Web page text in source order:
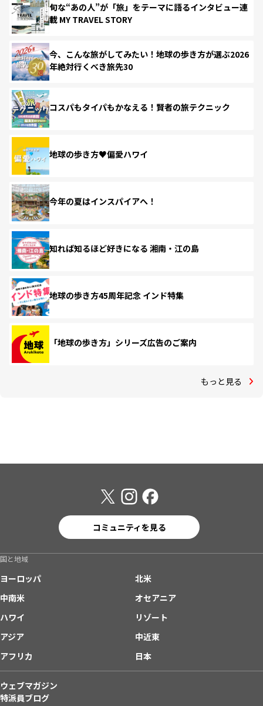
旬な“あの人”が「旅」をテーマに語るインタビュー連
載 MY TRAVEL STORY
今、こんな旅がしてみたい！地球の歩き方が選ぶ2026
年絶対行くべき旅先30
コスパもタイパもかなえる！賢者の旅テクニック
地球の歩き方♥偏愛ハワイ
今年の夏はインスパイアへ！
知れば知るほど好きになる 湘南・江の島
地球の歩き方45周年記念 インド特集
「地球の歩き方」シリーズ広告のご案内
もっと見る
コミュニティを見る
国と地域
ヨーロッパ
北米
中南米
オセアニア
ハワイ
リゾート
アジア
中近東
アフリカ
日本
ウェブマガジン
特派員ブログ